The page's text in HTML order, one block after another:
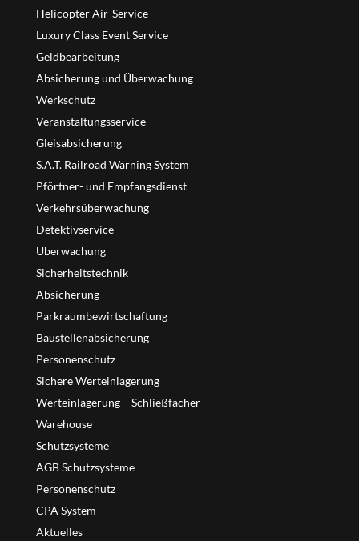
Helicopter Air-Service
Luxury Class Event Service
Geldbearbeitung
Absicherung und Überwachung
Werkschutz
Veranstaltungsservice
Gleisabsicherung
S.A.T. Railroad Warning System
Pförtner- und Empfangsdienst
Verkehrsüberwachung
Detektivservice
Überwachung
Sicherheitstechnik
Absicherung
Parkraumbewirtschaftung
Baustellenabsicherung
Personenschutz
Sichere Werteinlagerung
Werteinlagerung – Schließfächer
Warehouse
Schutzsysteme
AGB Schutzsysteme
Personenschutz
CPA System
Aktuelles